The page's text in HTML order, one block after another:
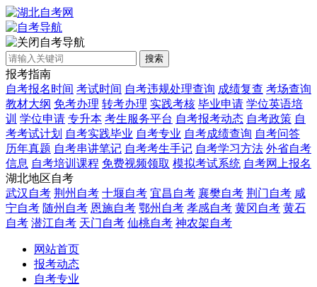
自考导航
搜索
报考指南
自考报名时间 考试时间 自考违规处理查询 成绩复查 考场查询
教材大纲 免考办理 转考办理 实践考核 毕业申请 学位英语培
训 学位申请 专升本 考生服务平台 自考报考动态 自考政策 自
考考试计划 自考实践毕业 自考专业 自考成绩查询 自考问答
历年真题 自考串讲笔记 自考考生手记 自考学习方法 外省自考
信息 自考培训课程 免费视频领取 模拟考试系统 自考网上报名
湖北地区自考
武汉自考 荆州自考 十堰自考 宜昌自考 襄樊自考 荆门自考 咸
宁自考 随州自考 恩施自考 鄂州自考 孝感自考 黄冈自考 黄石
自考 潜江自考 天门自考 仙桃自考 神农架自考
网站首页
报考动态
自考专业